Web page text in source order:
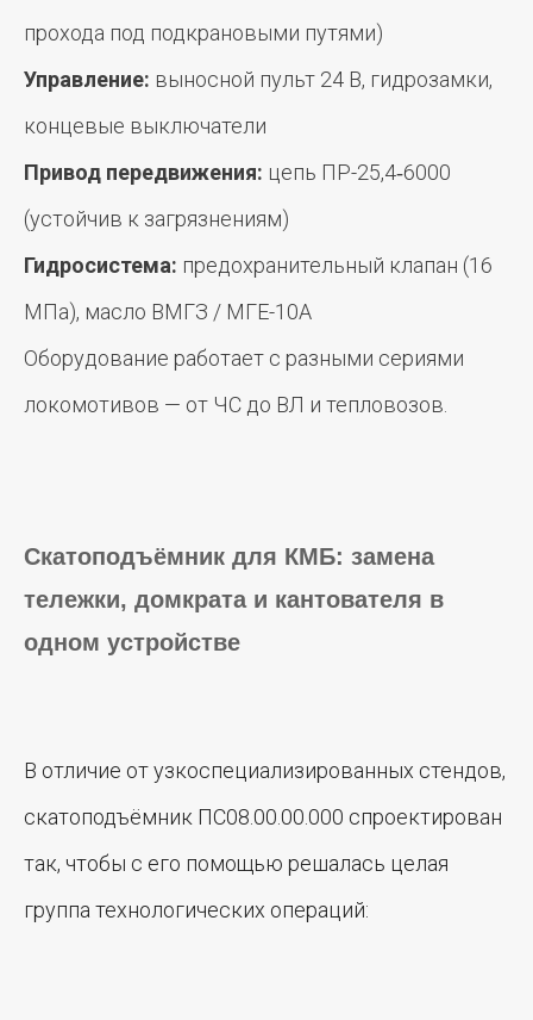
прохода под подкрановыми путями)
Управление: выносной пульт 24 В, гидрозамки,
концевые выключатели
Привод передвижения: цепь ПР-25,4‑6000
(устойчив к загрязнениям)
Гидросистема: предохранительный клапан (16
МПа), масло ВМГЗ / МГЕ-10А
Оборудование работает с разными сериями
локомотивов — от ЧС до ВЛ и тепловозов.
Скатоподъёмник для КМБ: замена
тележки, домкрата и кантователя в
одном устройстве
В отличие от узкоспециализированных стендов,
скатоподъёмник ПС08.00.00.000 спроектирован
так, чтобы с его помощью решалась целая
группа технологических операций: